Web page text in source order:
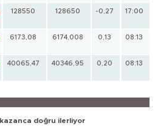
128550 128650 -0,27 17:00
6173,08 6174,008 0,13 08:13
40065,47 40346,95 0,20 08:13
kazanca doğru ilerliyor